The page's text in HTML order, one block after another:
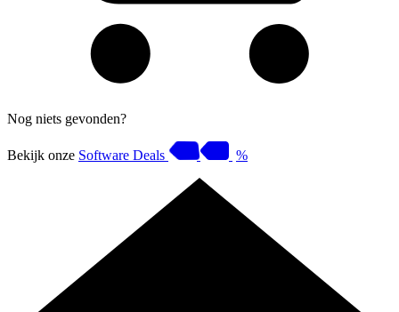
Nog niets gevonden?
Bekijk onze Software Deals %